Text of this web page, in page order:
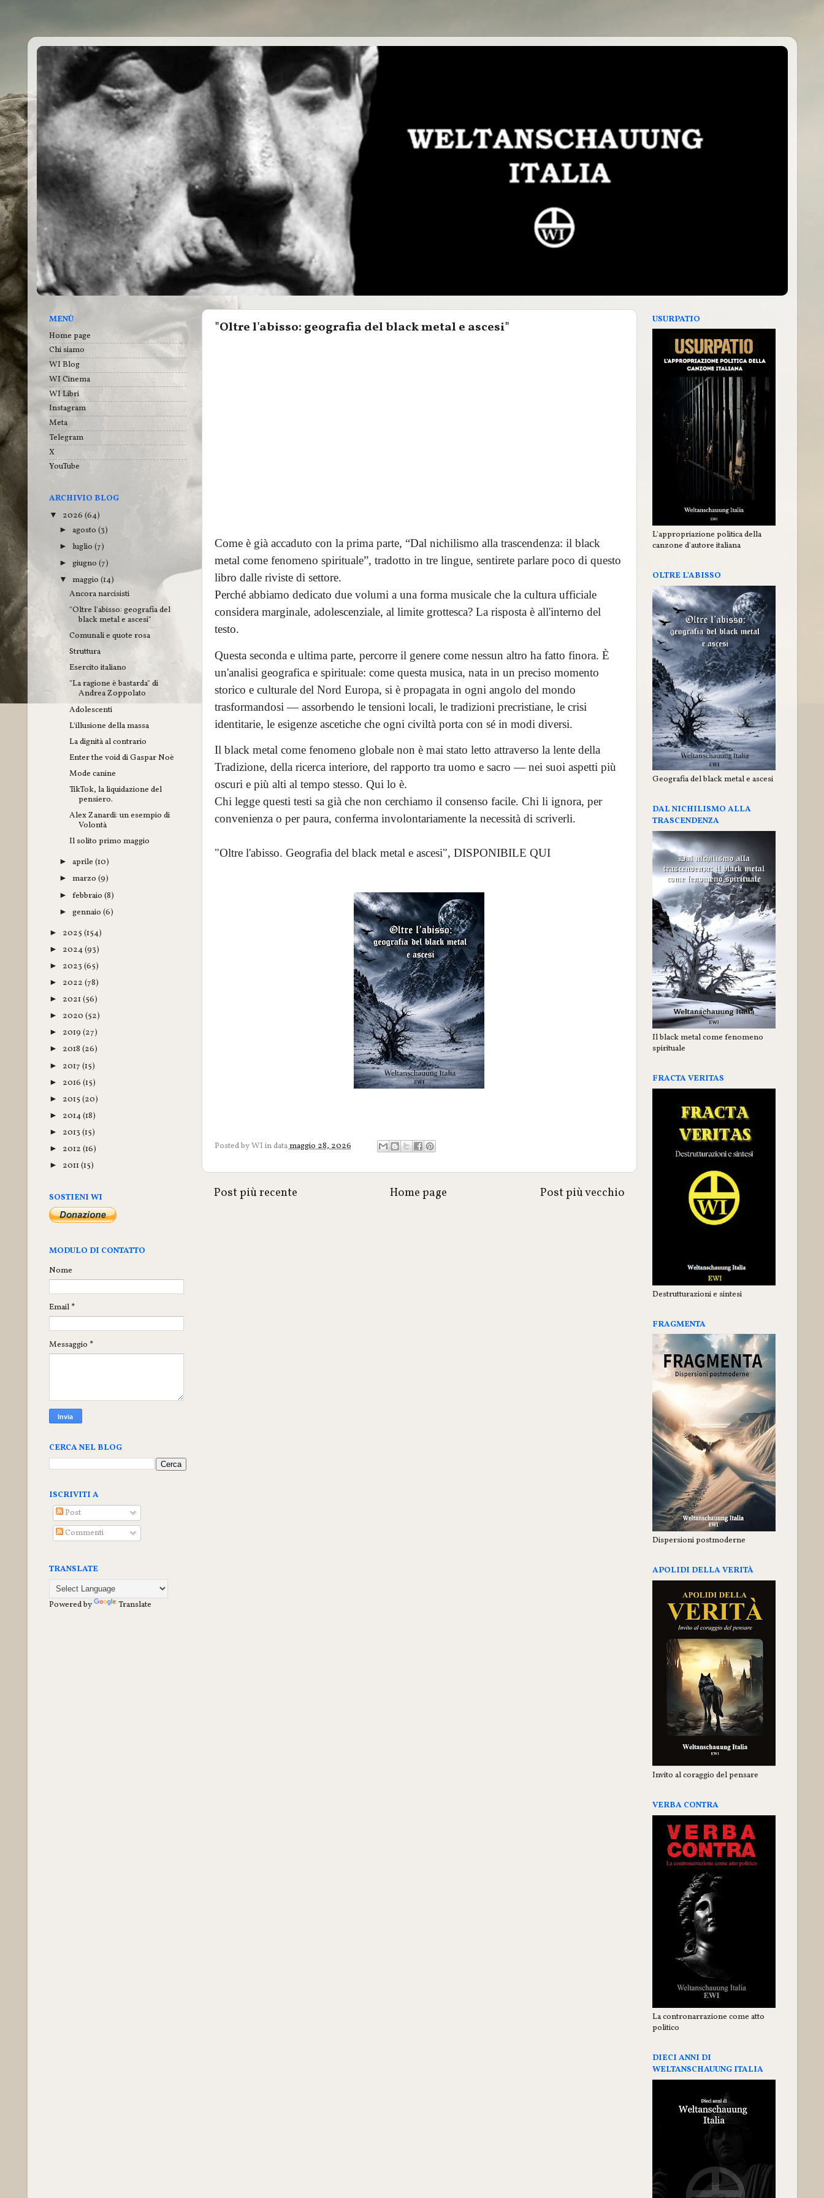
"Oltre l'abisso: geografia del black metal e ascesi"
Come è già accaduto con la prima parte, “Dal nichilismo alla trascendenza: il black
metal come fenomeno spirituale”, tradotto in tre lingue, sentirete parlare poco di questo
libro dalle riviste di settore.
Perché abbiamo dedicato due volumi a una forma musicale che la cultura ufficiale
considera marginale, adolescenziale, al limite grottesca? La risposta è all'interno del
testo.
Questa seconda e ultima parte, percorre il genere come nessun altro ha fatto finora. È
un'analisi geografica e spirituale: come questa musica, nata in un preciso momento
storico e culturale del Nord Europa, si è propagata in ogni angolo del mondo
trasformandosi — assorbendo le tensioni locali, le tradizioni precristiane, le crisi
identitarie, le esigenze ascetiche che ogni civiltà porta con sé in modi diversi.
Il black metal come fenomeno globale non è mai stato letto attraverso la lente della
Tradizione, della ricerca interiore, del rapporto tra uomo e sacro — nei suoi aspetti più
oscuri e più alti al tempo stesso. Qui lo è.
Chi legge questi testi sa già che non cerchiamo il consenso facile. Chi li ignora, per
convenienza o per paura, conferma involontariamente la necessità di scriverli.
"Oltre l'abisso. Geografia del black metal e ascesi", DISPONIBILE QUI
Posted byWI in datamaggio 28, 2026
Post più recente Post più vecchio
Home page
MENÙ
Home page
Chi siamo
WI Blog
WI Cinema
WI Libri
Instagram
Meta
Telegram
X
YouTube
ARCHIVIO BLOG
▼ 2026 (64)
► agosto (3)
► luglio (7)
► giugno (7)
▼ maggio (14)
Ancora narcisisti
"Oltre l'abisso: geografia del
black metal e ascesi"
Comunali e quote rosa
Struttura
Esercito italiano
"La ragione è bastarda" di
Andrea Zoppolato
Adolescenti
L'illusione della massa
La dignità al contrario
Enter the void di Gaspar Noè
Mode canine
TikTok, la liquidazione del
pensiero.
Alex Zanardi: un esempio di
Volontà
Il solito primo maggio
► aprile (10)
► marzo (9)
► febbraio (8)
► gennaio (6)
► 2025 (154)
► 2024(93)
► 2023 (65)
► 2022 (78)
► 2021 (56)
► 2020 (52)
► 2019 (27)
► 2018 (26)
► 2017 (15)
► 2016 (15)
► 2015 (20)
► 2014(18)
► 2013 (15)
► 2012 (16)
► 2011 (15)
SOSTIENI WI
MODULO DI CONTATTO
Nome
Email *
Messaggio *
CERCA NEL BLOG
ISCRIVITI A
Post
Commenti
TRANSLATE
Powered by Translate
USURPATIO
L'appropriazione politica della
canzone d'autore italiana
OLTRE L'ABISSO
Geografia del black metal e ascesi
DAL NICHILISMO ALLA
TRASCENDENZA
Il black metal come fenomeno
spirituale
FRACTA VERITAS
Destrutturazioni e sintesi
FRAGMENTA
Dispersioni postmoderne
APOLIDI DELLA VERITÀ
Invito al coraggio del pensare
VERBA CONTRA
La contronarrazione come atto
politico
DIECI ANNI DI
WELTANSCHAUUNG ITALIA